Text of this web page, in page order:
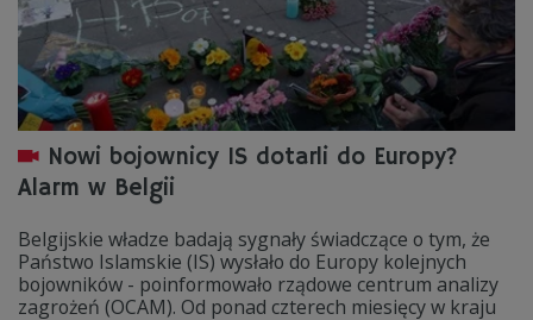
Nowi bojownicy IS dotarli do Europy?
Alarm w Belgii
Belgijskie władze badają sygnały świadczące o tym, że
Państwo Islamskie (IS) wysłało do Europy kolejnych
bojowników - poinformowało rządowe centrum analizy
zagrożeń (OCAM). Od ponad czterech miesięcy w kraju